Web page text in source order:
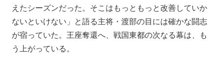
えたシーズンだった。そこはもっともっと改善していか
ないといけない」と語る主将・渡部の目には確かな闘志
が宿っていた。王座奪還へ、戦国東都の次なる幕は、も
う上がっている。